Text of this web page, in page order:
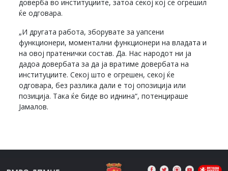
доверба во институциите, затоа секој кој се огрешил
ќе одговара.
„И другата работа, зборувате за уапсени
функционери, моментални функционери на владата и
на овој пратенички состав. Да. Нас народот ни ја
дадоа довербата за да ја вратиме довербата на
институциите. Секој што е огрешен, секој ќе
одговара, без разлика дали е тој опозиција или
позиција. Така ќе биде во иднина“, потенцираше
Јамалов.